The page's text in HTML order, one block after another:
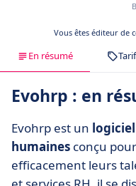
Vous êtes éditeur de
En résumé
Evohrp : en
Evohrp est un
humaines conçu
efficacement leurs